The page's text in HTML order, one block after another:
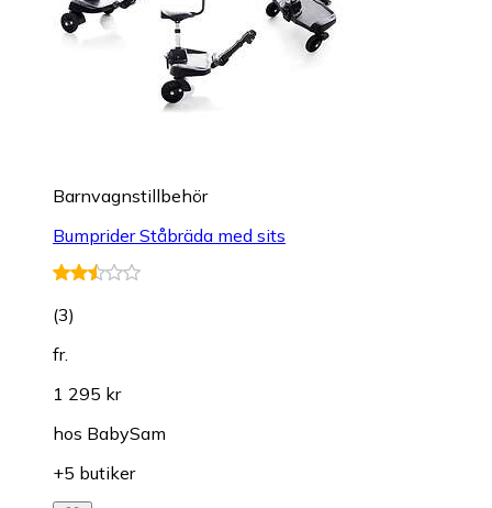
Barnvagnstillbehör
Bumprider Ståbräda med sits
(3)
fr.
1 295 kr
hos BabySam
+5 butiker